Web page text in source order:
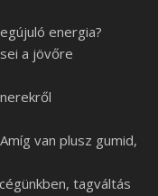
energia?
a jövőre
van plusz gumid,
tagváltás